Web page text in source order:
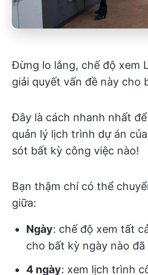
Đừng lo lắng, chế độ xem
giải quyết vấn đề này cho
Đây là cách nhanh nhất
quản lý lịch trình dự án
sót bất kỳ công việc nào!
Bạn thậm chí có thể
giữa:
Ngày: chế độ xem tất
cho bất kỳ ngày nào đã
4 ngày: xem lịch trình